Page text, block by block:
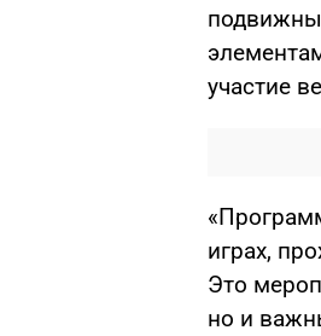
участие
играх,
Это
но и